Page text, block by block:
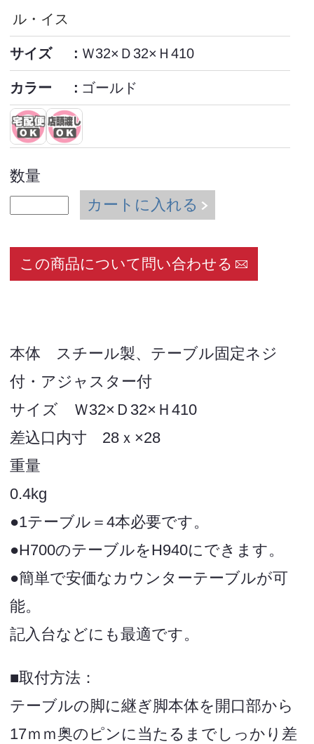
ル・イス
サイズ Ｗ32×Ｄ32×Ｈ410
カラー ゴールド
数量
カートに入れる
この商品について問い合わせる
本体 スチール製、テーブル固定ネジ
付・アジャスター付
サイズ Ｗ32×Ｄ32×Ｈ410
差込口内寸 28ｘ×28
重量
●1テーブル＝4本必要です。
●H700のテーブルをH940にできます。
●簡単で安価なカウンターテーブルが可
能。
記入台などにも最適です。
■取付方法：
テーブルの脚に継ぎ脚本体を開口部から
17ｍｍ奥のピンに当たるまでしっかり差